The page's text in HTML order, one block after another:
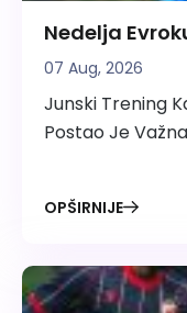
Nedelja
Rezultati
07 Aug, 2026
Junski Trening
Postao Je
OPŠIRNIJE